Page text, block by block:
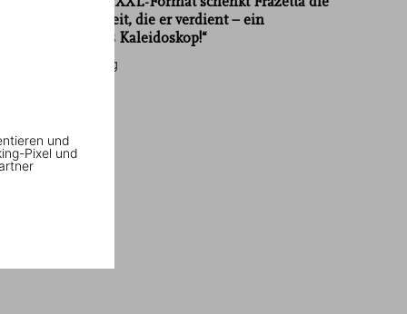
und
Pixel und
Aufmerksamkeit, die er verdient – ein
faszinierendes Kaleidoskop!“
Wiener Zeitung